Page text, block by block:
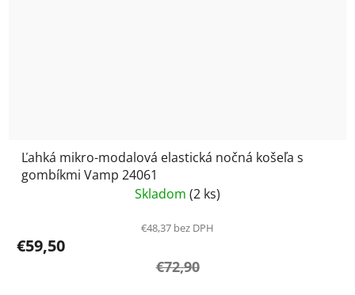
Ľahká mikro-modalová elastická nočná košeľa s
gombíkmi Vamp 24061
Skladom (2 ks)
€48,37 bez DPH
€59,50
€72,90